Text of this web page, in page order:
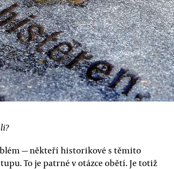
— někteří historikové s těmito
To je patrné v otázce obětí. Je totiž